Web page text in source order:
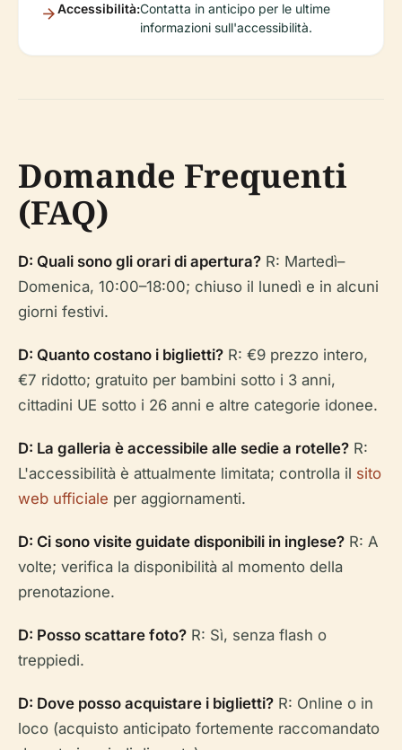
Accessibilità:Contatta in anticipo per le ultime
informazioni sull'accessibilità.
Domande Frequenti
(FAQ)
D: Quali sono gli orari di apertura? R: Martedì–
Domenica, 10:00–18:00; chiuso il lunedì e in alcuni
giorni festivi.
D: Quanto costano i biglietti? R: €9 prezzo intero,
€7 ridotto; gratuito per bambini sotto i 3 anni,
cittadini UE sotto i 26 anni e altre categorie idonee.
D: La galleria è accessibile alle sedie a rotelle? R:
L'accessibilità è attualmente limitata; controlla il sito
web ufficiale per aggiornamenti.
D: Ci sono visite guidate disponibili in inglese? R: A
volte; verifica la disponibilità al momento della
prenotazione.
D: Posso scattare foto? R: Sì, senza flash o
treppiedi.
D: Dove posso acquistare i biglietti? R: Online o in
loco (acquisto anticipato fortemente raccomandato